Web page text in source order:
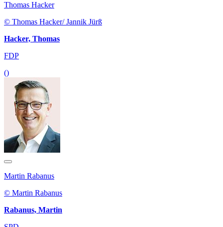
Thomas Hacker
© Thomas Hacker/ Jannik Jürß
Hacker, Thomas
FDP
()
Martin Rabanus
© Martin Rabanus
Rabanus, Martin